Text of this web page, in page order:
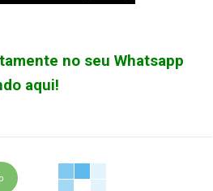
no seu Whatsapp
aqui!